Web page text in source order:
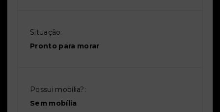
Situação:
Pronto para morar
Possui mobília?:
Sem mobília